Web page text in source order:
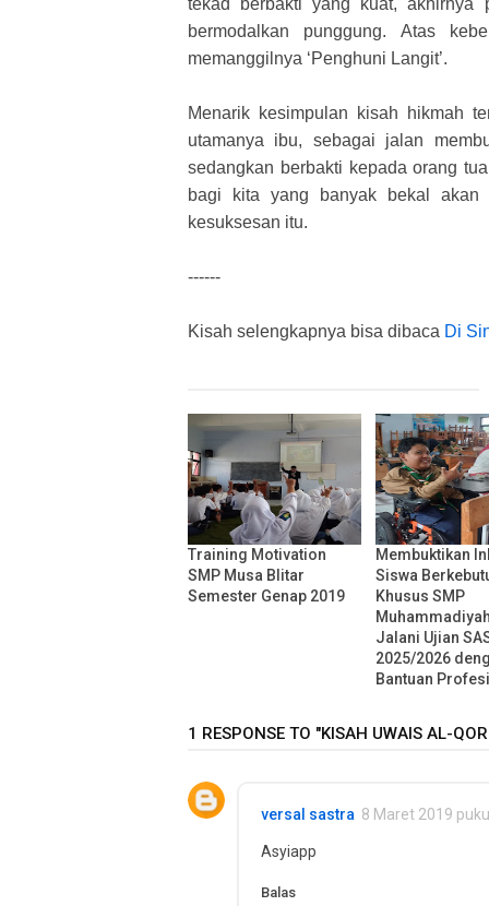
bermodalkan punggung. Atas
memanggilnya ‘Penghuni Langit’.
Menarik kesimpulan kisah hikmah
utamanya ibu, sebagai jalan
sedangkan berbakti kepada orang
bagi kita yang banyak bekal akan
kesuksesan itu.
------
Kisah selengkapnya bisa dibaca Di
Training Motivation
SMP Musa Blitar
Semester Genap 2019
Membuktikan
Siswa
Khusus SMP
Jalani Ujian
2025/2026
Bantuan
1 RESPONSE TO "KISAH UWAIS AL-
versal sastra 8 Maret 2019
Asyiapp
Balas